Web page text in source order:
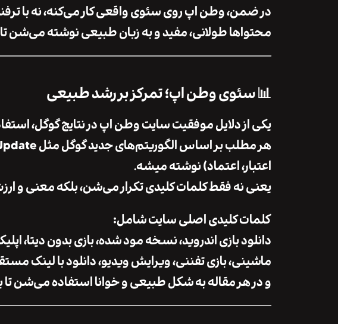
در ضمن، وطن اپ روی سئوی واقعی کار می‌کنه، نه با
محتواها طولانی، مفید و به زبان طبیعی نوشته می‌شن
📊 سئوی وطن اپ؛ تمرکز بر رشد طبیعی
یکی از دلایل موفقیت سایت وطن اپ در نتایج گوگل،
هر مطلب بر اساس الگوریتم‌های جدید گوگل مثل
اعتبار، اعتماد) نوشته میشه.
یعنی نه فقط کلمات کلیدی تکرار می‌شن، بلکه معنی و
کلمات کلیدی اصلی سایت شامل:
دانلود بازی اندروید، نسخه مود شده، بازی بدون دیتا،
ماشینی، بازی تفننی، ویرایش ویدیو، دانلود با لینک
و در هر مقاله به شکل طبیعی و خوانا استفاده می‌شن تا